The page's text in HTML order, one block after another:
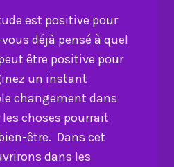
est positive pour
déjà pensé à quel
être positive pour
un instant
changement dans
choses pourrait
être. Dans cet
dans les